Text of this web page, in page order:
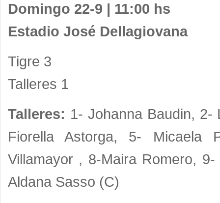
Domingo 22-9 | 11:00 hs
Estadio José Dellagiovana
Tigre 3
Talleres 1
Talleres: 1- Johanna Baudin, 2-
Fiorella Astorga, 5- Micaela
Villamayor , 8-Maira Romero,
Aldana Sasso (C)